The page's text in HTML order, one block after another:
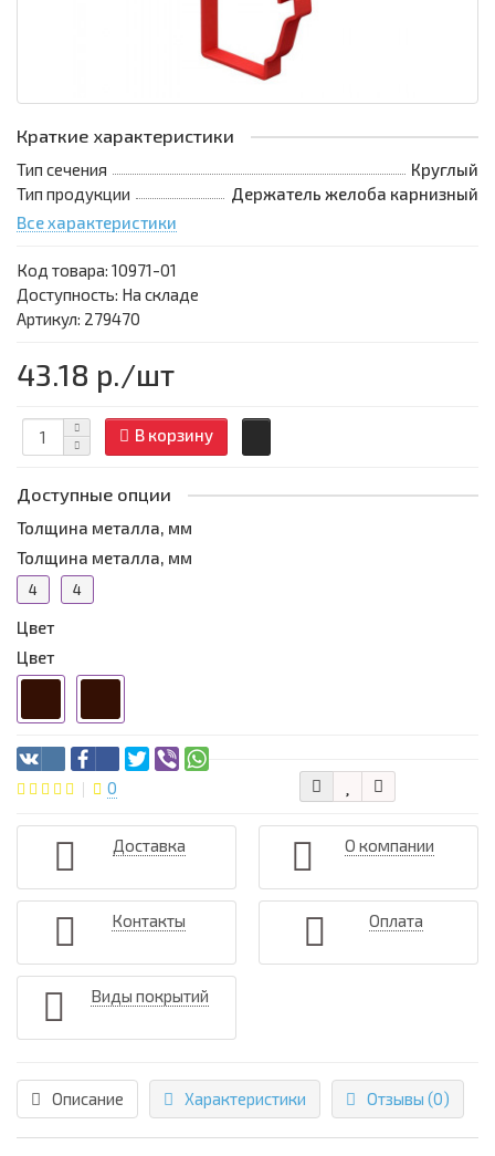
Краткие характеристики
Тип сечения
Круглый
Тип продукции
Держатель желоба карнизный
Все характеристики
Код товара: 10971-01
Доступность: На складе
Артикул: 279470
43.18 р./шт
В корзину
Доступные опции
Толщина металла, мм
Толщина металла, мм
4 4
Цвет
Цвет
0
Доставка О компании
Контакты Оплата
Виды покрытий
Описание Характеристики Отзывы (0)